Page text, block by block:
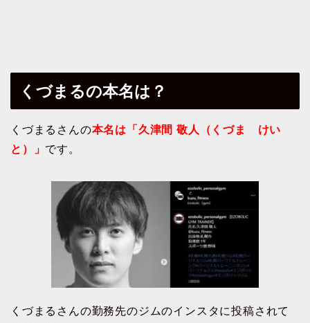
くづまるの本名は？
くづまるさんの本名は「久津間 敬人（くづま けい
と）」 です。
くづまるさんの勤務先のジムのインスタに投稿されて